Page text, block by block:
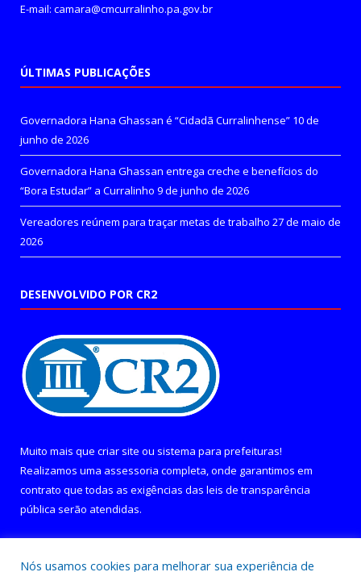
E-mail: camara@cmcurralinho.pa.gov.br
ÚLTIMAS PUBLICAÇÕES
Governadora Hana Ghassan é “Cidadã Curralinhense” 10 de
junho de 2026
Governadora Hana Ghassan entrega creche e benefícios do
“Bora Estudar” a Curralinho 9 de junho de 2026
Vereadores reúnem para traçar metas de trabalho 27 de maio de
2026
DESENVOLVIDO POR CR2
Muito mais que criar site ou sistema para prefeituras!
Realizamos uma assessoria completa, onde garantimos em
contrato que todas as exigências das leis de transparência
pública serão atendidas.
Nós usamos cookies para melhorar sua experiência de